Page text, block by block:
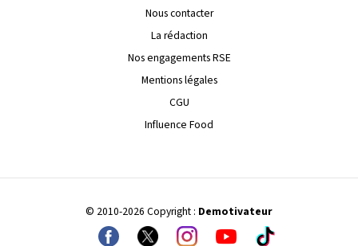
Nous contacter
La rédaction
Nos engagements RSE
Mentions légales
CGU
Influence Food
© 2010-2026 Copyright : Demotivateur